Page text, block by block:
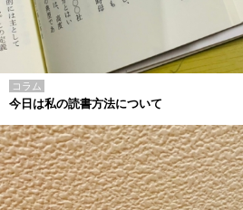
コラム
今日は私の読書方法について